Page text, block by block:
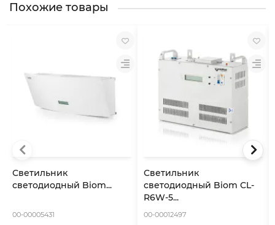
Похожие товары
Светильник
светодиодный Biom...
00-00005431
Светильник
светодиодный Biom СL-
R6W-5...
00-00012497